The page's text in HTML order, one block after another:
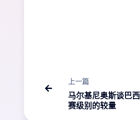
上一篇
马尔基尼奥斯谈巴
赛级别的较量